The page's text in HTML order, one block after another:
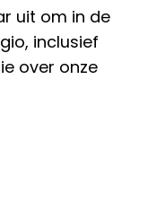
uit om in de
inclusief
over onze